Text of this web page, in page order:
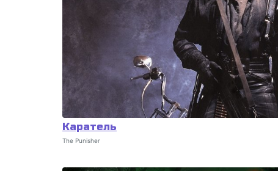
Каратель
The Punisher